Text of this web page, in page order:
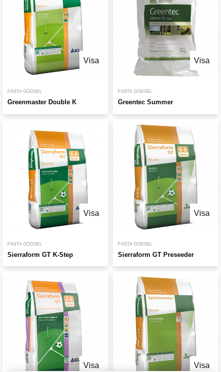
Visa
FASTA GÖDSEL
Greenmaster Double K
Visa
FASTA GÖDSEL
Greentec Summer
Visa
FASTA GÖDSEL
Sierraform GT K-Step
Visa
FASTA GÖDSEL
Sierraform GT Preseeder
Visa Visa